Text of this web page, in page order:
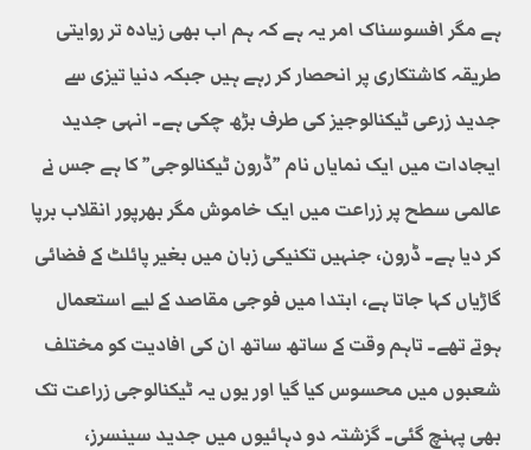
ہے مگر افسوسناک امر یہ ہے کہ ہم اب بھی زیادہ تر روایتی
طریقہ کاشتکاری پر انحصار کر رہے ہیں جبکہ دنیا تیزی سے
جدید زرعی ٹیکنالوجیز کی طرف بڑھ چکی ہے۔ انہی جدید
ایجادات میں ایک نمایاں نام ”ڈرون ٹیکنالوجی” کا ہے جس نے
عالمی سطح پر زراعت میں ایک خاموش مگر بھرپور انقلاب برپا
کر دیا ہے۔ ڈرون، جنہیں تکنیکی زبان میں بغیر پائلٹ کے فضائی
گاڑیاں کہا جاتا ہے، ابتدا میں فوجی مقاصد کے لیے استعمال
ہوتے تھے۔ تاہم وقت کے ساتھ ساتھ ان کی افادیت کو مختلف
شعبوں میں محسوس کیا گیا اور یوں یہ ٹیکنالوجی زراعت تک
بھی پہنچ گئی۔ گزشتہ دو دہائیوں میں جدید سینسرز،